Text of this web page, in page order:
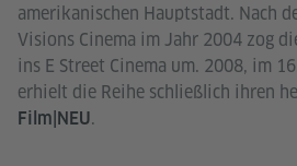
amerikanischen Hauptstadt. Nach
Visions Cinema im Jahr 2004 zog
ins E Street Cinema um. 2008, im
erhielt die Reihe schließlich ihren
Film|NEU.